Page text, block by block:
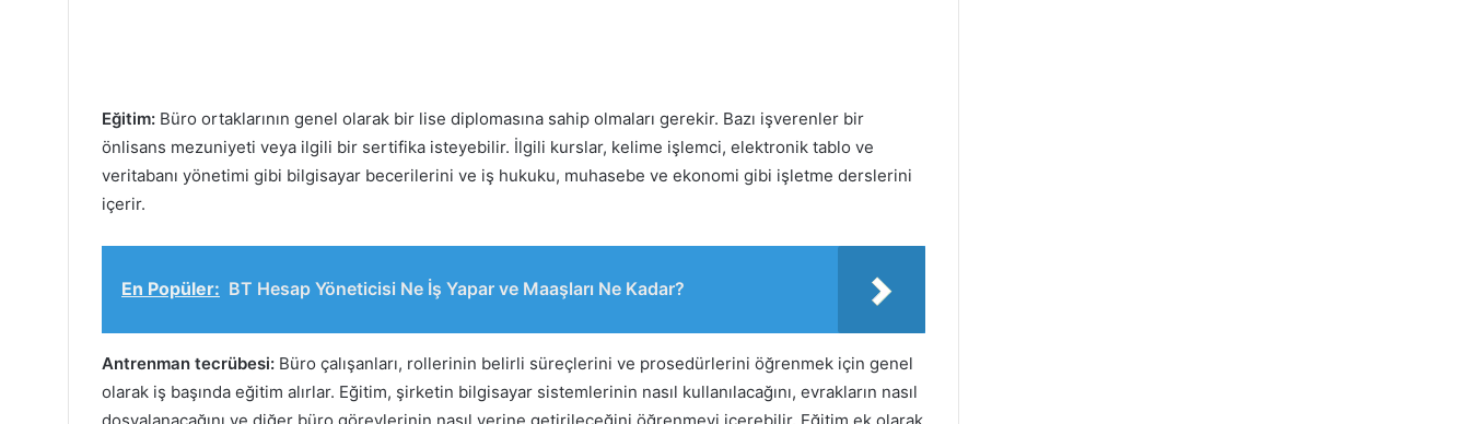
Eğitim: Büro ortaklarının genel olarak bir lise diplomasına sahip olmaları gerekir. Bazı işverenler bir
önlisans mezuniyeti veya ilgili bir sertifika isteyebilir. İlgili kurslar, kelime işlemci, elektronik tablo ve
veritabanı yönetimi gibi bilgisayar becerilerini ve iş hukuku, muhasebe ve ekonomi gibi işletme derslerini
içerir.
En Popüler: BT Hesap Yöneticisi Ne İş Yapar ve Maaşları Ne Kadar?
Antrenman tecrübesi: Büro çalışanları, rollerinin belirli süreçlerini ve prosedürlerini öğrenmek için genel
olarak iş başında eğitim alırlar. Eğitim, şirketin bilgisayar sistemlerinin nasıl kullanılacağını, evrakların nasıl
dosyalanacağını ve diğer büro görevlerinin nasıl yerine getirileceğini öğrenmeyi içerebilir. Eğitim ek olarak